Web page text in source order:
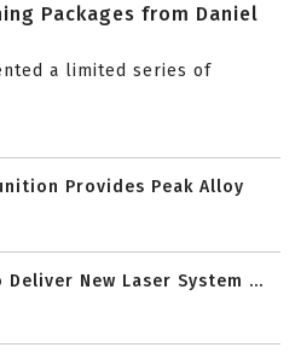
Packages from Daniel
a limited series of
Provides Peak Alloy
Deliver New Laser System ...